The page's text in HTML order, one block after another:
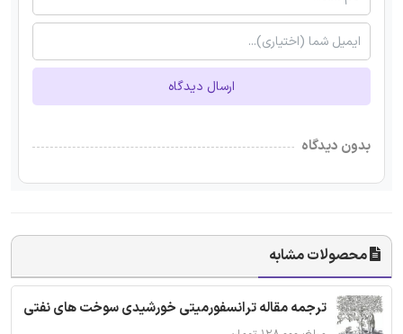
ارسال دیدگاه
بدون دیدگاه
محصولات مشابه
ترجمه مقاله ترانسفورمیتی خورشیدی سوخت های نفتی